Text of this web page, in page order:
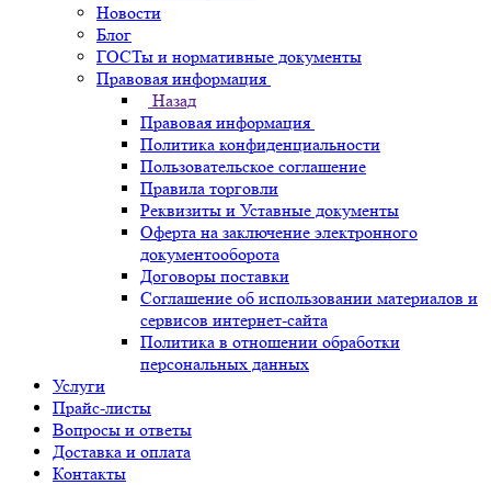
Новости
Блог
ГОСТы и нормативные документы
Правовая информация
Назад
Правовая информация
Политика конфиденциальности
Пользовательское соглашение
Правила торговли
Реквизиты и Уставные документы
Оферта на заключение электронного
документооборота
Договоры поставки
Соглашение об использовании материалов и
сервисов интернет-сайта
Политика в отношении обработки
персональных данных
Услуги
Прайс-листы
Вопросы и ответы
Доставка и оплата
Контакты